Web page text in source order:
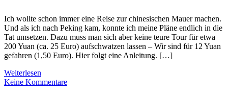
Ich wollte schon immer eine Reise zur chinesischen Mauer machen.
Und als ich nach Peking kam, konnte ich meine Pläne endlich in die
Tat umsetzen. Dazu muss man sich aber keine teure Tour für etwa
200 Yuan (ca. 25 Euro) aufschwatzen lassen – Wir sind für 12 Yuan
gefahren (1,50 Euro). Hier folgt eine Anleitung. […]
Weiterlesen
Keine Kommentare